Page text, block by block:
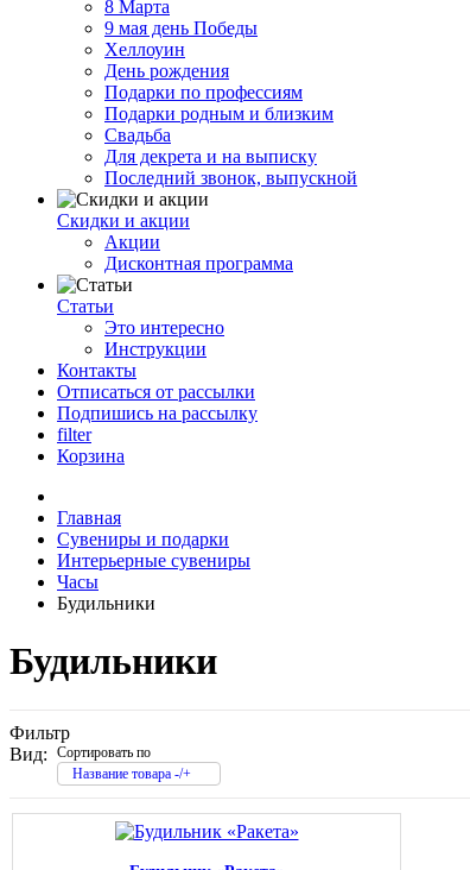
8 Марта
9 мая день Победы
Хеллоуин
День рождения
Подарки по профессиям
Подарки родным и близким
Свадьба
Для декрета и на выписку
Последний звонок, выпускной
Скидки и акции
Акции
Дисконтная программа
Статьи
Это интересно
Инструкции
Контакты
Отписаться от рассылки
Подпишись на рассылку
filter
Корзина
Главная
Сувениры и подарки
Интерьерные сувениры
Часы
Будильники
Будильники
Фильтр
Вид:
Сортировать по
Название товара -/+